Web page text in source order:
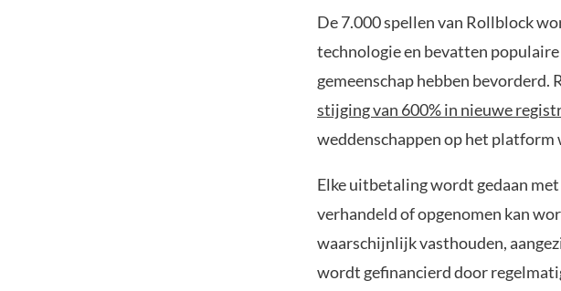
De 7.000 spellen van Rollblock
technologie en bevatten
gemeenschap hebben
stijging van 600% in nieuwe
weddenschappen op het platform
Elke uitbetaling wordt gedaan
verhandeld of opgenomen kan
waarschijnlijk vasthouden,
wordt gefinancierd door